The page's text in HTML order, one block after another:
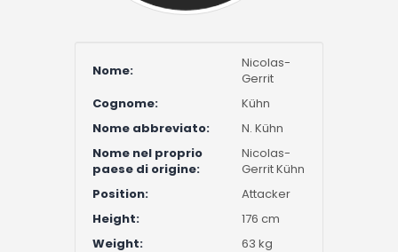
Nome:
Nicolas-
Gerrit
Cognome:
Kühn
Nome abbreviato:
N. Kühn
Nome nel proprio
paese di origine:
Nicolas-
Gerrit Kühn
Position:
Attacker
Height:
176 cm
Weight:
63 kg